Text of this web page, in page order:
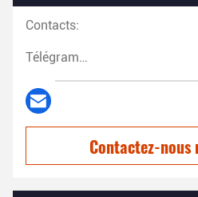
Contacts:
Télégramme:
Contactez-